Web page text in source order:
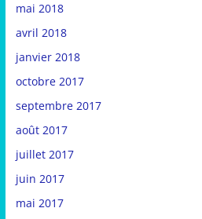
mai 2018
avril 2018
janvier 2018
octobre 2017
septembre 2017
août 2017
juillet 2017
juin 2017
mai 2017